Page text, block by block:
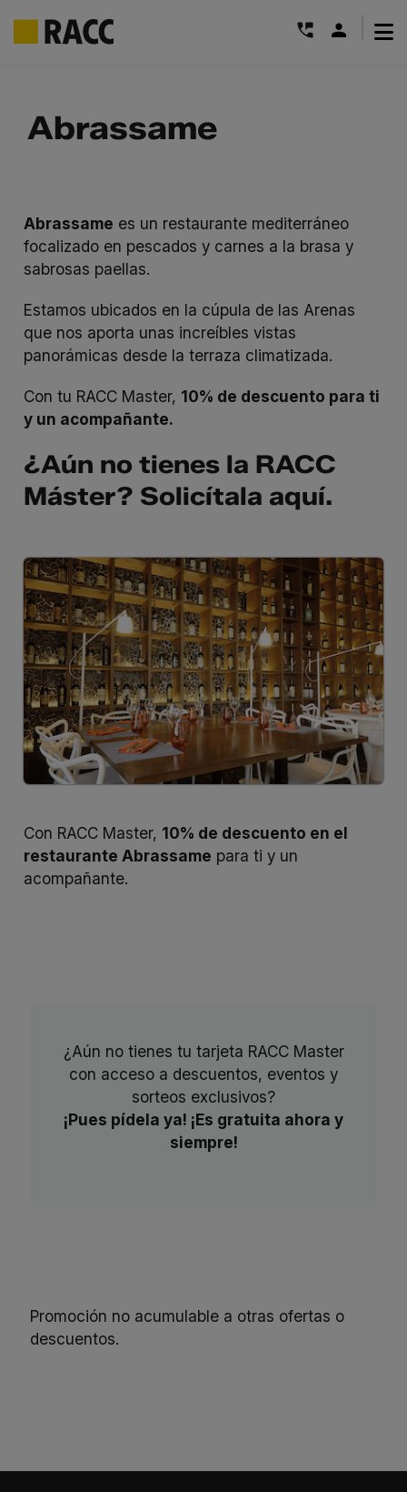
contenido
Abrassame
Abrassame es un restaurante mediterráneo
focalizado en pescados y carnes a la brasa y
sabrosas paellas.
Estamos ubicados en la cúpula de las Arenas
que nos aporta unas increíbles vistas
panorámicas desde la terraza climatizada.
Con tu RACC Master, 10% de descuento para ti
y un acompañante.
¿Aún no tienes la RACC
Máster? Solicítala aquí.
Con RACC Master, 10% de descuento en el
restaurante Abrassame para ti y un
acompañante.
¿Aún no tienes tu tarjeta RACC Master
con acceso a descuentos, eventos y
sorteos exclusivos?
¡Pues pídela ya! ¡Es gratuita ahora y
siempre!
Promoción no acumulable a otras ofertas o
descuentos.